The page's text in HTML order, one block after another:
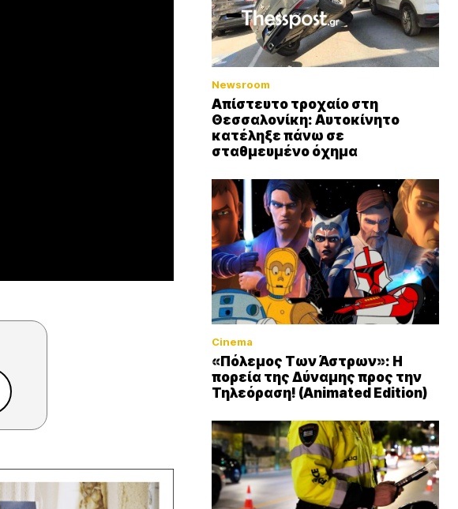
Newsroom
Απίστευτο τροχαίο στη
Θεσσαλονίκη: Αυτοκίνητο
κατέληξε πάνω σε
σταθμευμένο όχημα
Cinema
«Πόλεμος Των Άστρων»: Η
πορεία της Δύναμης προς την
Τηλεόραση! (Animated Edition)